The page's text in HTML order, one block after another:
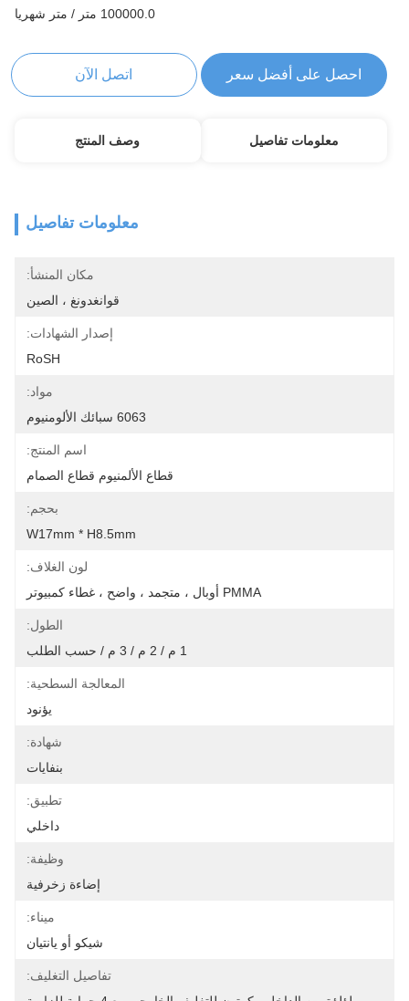
100000.0 متر / متر شهريا
احصل على أفضل سعر اتصل الآن
معلومات تفاصيل وصف المنتج
معلومات تفاصيل
مكان المنشأ:
قوانغدونغ ، الصين
إصدار الشهادات:
RoSH
مواد:
6063 سبائك الألومنيوم
اسم المنتج:
قطاع الألمنيوم قطاع الصمام
بحجم:
W17mm * H8.5mm
لون الغلاف:
PMMA أوبال ، متجمد ، واضح ، غطاء كمبيوتر
الطول:
المعالجة السطحية:
يؤنود
شهادة:
بنفايات
تطبيق:
داخلي
وظيفة:
إضاءة زخرفية
ميناء:
شيكو أو يانتيان
تفاصيل التغليف: